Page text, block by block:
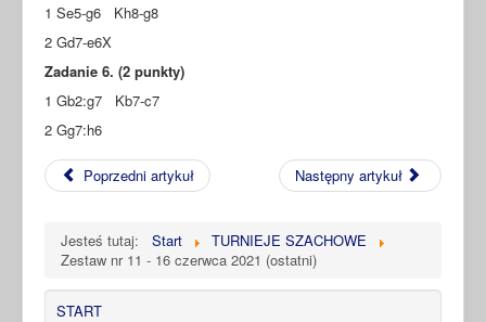
1 Se5-g6 Kh8-g8
2 Gd7-e6X
Zadanie 6. (2 punkty)
1 Gb2:g7 Kb7-c7
2 Gg7:h6
Poprzedni artykuł Następny artykuł
Jesteś tutaj: Start
TURNIEJE SZACHOWE
Zestaw nr 11 - 16 czerwca 2021 (ostatni)
START